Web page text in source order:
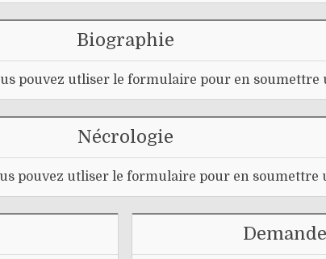
Biographie
pouvez utliser le formulaire pour en soumettre
Nécrologie
pouvez utliser le formulaire pour en soumettre